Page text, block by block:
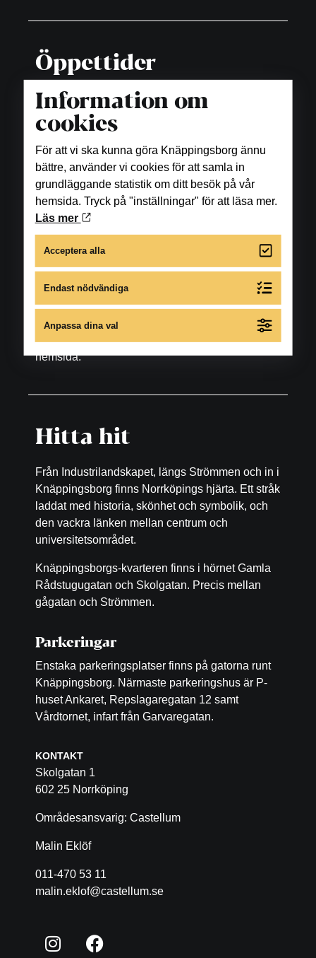
Öppettider
Butiker
Måndag-fredag: 10.00-18.00
Matställen
Se öppettider under respektive restaurang, bar
samt fikaställe.
Skönhet och hälsa
För avvikande öppettider under året gå till
respektive butiks eller restaurangs egen
hemsida.
Hitta hit
Från Industrilandskapet, längs Strömmen och in i
Knäppingsborg finns Norrköpings hjärta. Ett stråk
laddat med historia, skönhet och symbolik, och
den vackra länken mellan centrum och
universitetsområdet.
Knäppingsborgs-kvarteren finns i hörnet Gamla
Rådstugugatan och Skolgatan. Precis mellan
gågatan och Strömmen.
Parkeringar
Enstaka parkeringsplatser finns på gatorna runt
Knäppingsborg. Närmaste parkeringshus är P-
huset Ankaret, Repslagaregatan 12 samt
Vårdtornet, infart från Garvaregatan.
KONTAKT
Skolgatan 1
602 25 Norrköping
Områdesansvarig: Castellum
Malin Eklöf
011-470 53 11
malin.eklof@castellum.se
Information om
cookies
För att vi ska kunna göra Knäppingsborg ännu
bättre, använder vi cookies för att samla in
grundläggande statistik om ditt besök på vår
hemsida. Tryck på "inställningar" för att läsa mer.
Läs mer
Acceptera alla
Endast nödvändiga
Anpassa dina val